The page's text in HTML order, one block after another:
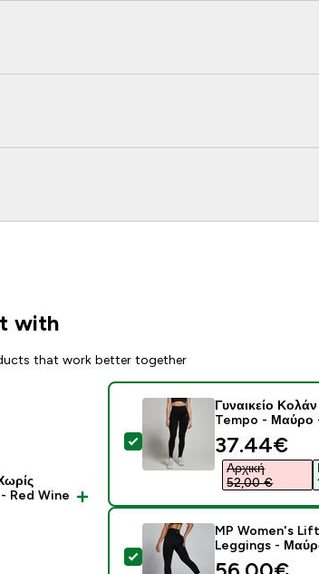
with
that work better together
Red Wine
Select this product -
Γυναικείο
Tempo - Μαύρο
37.44€‎
Αρχική
52,00 €‎
Select this product - MP
MP Women's
Leggings -